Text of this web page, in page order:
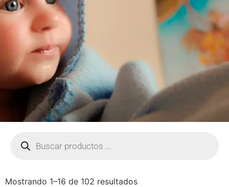
Mostrando 1–16 de 102 resultados